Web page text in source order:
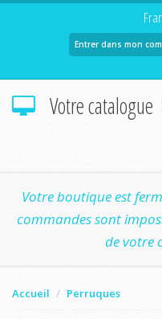
Entrer dans mon
Votre catalogue
Votre boutique est
commandes sont
de votre
Accueil Perruques